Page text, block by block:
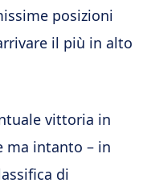
posizioni
il più in alto
vittoria in
ma intanto – in
di